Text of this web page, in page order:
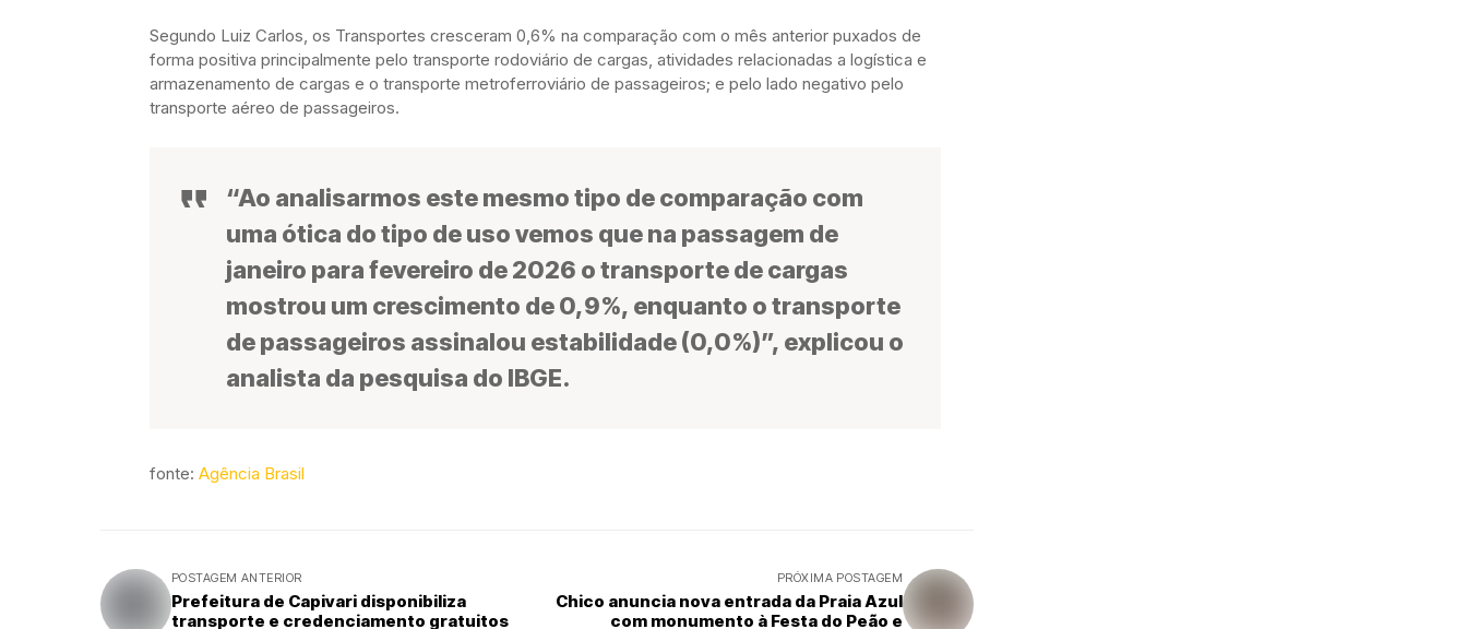
Segundo Luiz Carlos, os Transportes cresceram 0,6% na comparação com o mês anterior puxados de
forma positiva principalmente pelo transporte rodoviário de cargas, atividades relacionadas a logística e
armazenamento de cargas e o transporte metroferroviário de passageiros; e pelo lado negativo pelo
transporte aéreo de passageiros.
“Ao analisarmos este mesmo tipo de comparação com
uma ótica do tipo de uso vemos que na passagem de
janeiro para fevereiro de 2026 o transporte de cargas
mostrou um crescimento de 0,9%, enquanto o transporte
de passageiros assinalou estabilidade (0,0%)”, explicou o
analista da pesquisa do IBGE.
fonte: Agência Brasil
POSTAGEM ANTERIOR
Prefeitura de Capivari disponibiliza
transporte e credenciamento gratuitos
PRÓXIMA POSTAGEM
Chico anuncia nova entrada da Praia Azul
com monumento à Festa do Peão e